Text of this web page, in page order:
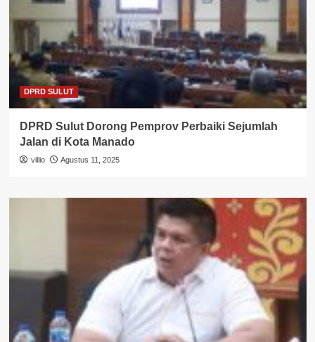
DPRD SULUT
DPRD Sulut Dorong Pemprov Perbaiki Sejumlah
Jalan di Kota Manado
villio Agustus 11, 2025